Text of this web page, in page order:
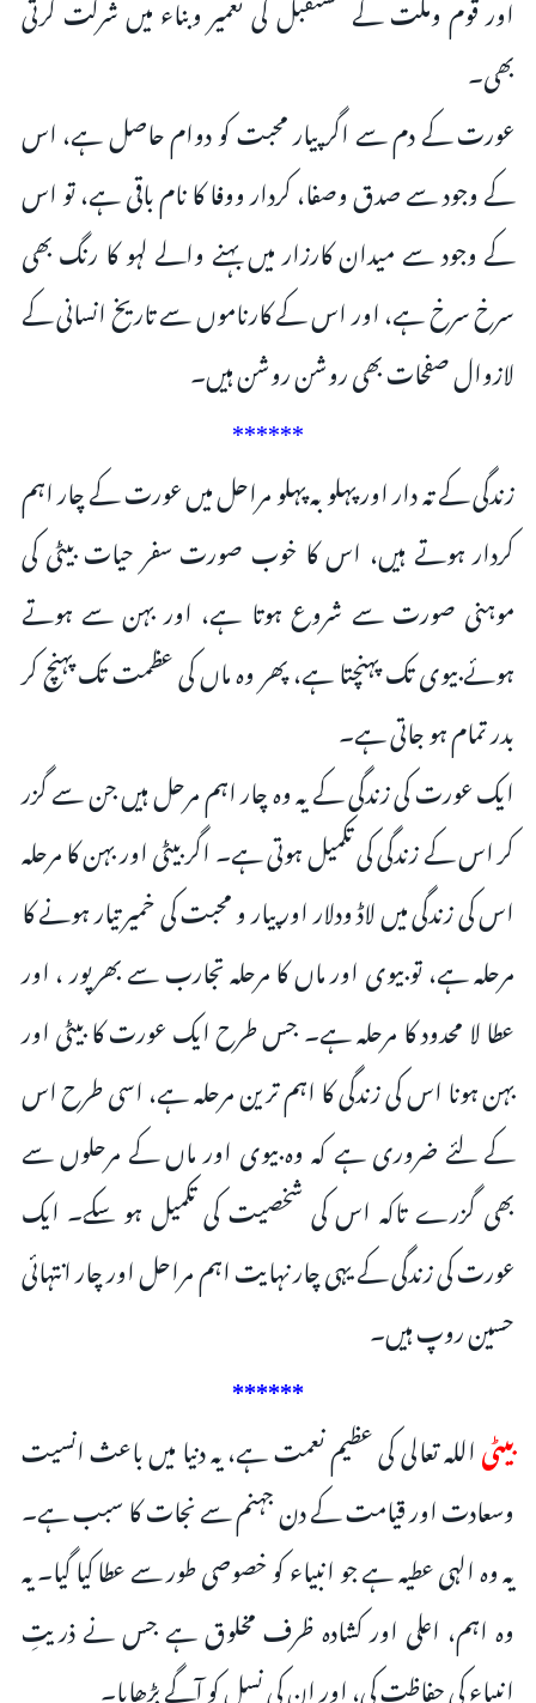
بھی۔
عورت کے دم سے اگر پیار محبت کو دوام حاصل ہے، اس
کے وجود سے صدق وصفا، کردار ووفا کا نام باقی ہے، تو اس
کے وجود سے میدان کارزار میں بہنے والے لہو کا رنگ بھی
سرخ سرخ ہے، اور اس کے کارناموں سے تاریخ انسانی کے
لازوال صفحات بھی روشن روشن ہیں۔
***
***
زندگی کے تہ دار اور پہلو بہ پہلو مراحل میں عورت کے چار اہم
کردار ہوتے ہیں، اس کا خوب صورت سفر حیات بیٹی کی
موہنی صورت سے شروع ہوتا ہے، اور بہن سے ہوتے
ہوئے بیوی تک پہنچتا ہے، پھر وہ ماں کی عظمت تک پہنچ کر
بدر تمام ہو جاتی ہے۔
ایک عورت کی زندگی کے یہ وہ چار اہم مرحل ہیں جن سے گزر
کر اس کے زندگی کی تکمیل ہوتی ہے۔ اگر بیٹی اور بہن کا مرحلہ
اس کی زندگی میں لاڈ ودلار اور پیار و محبت کی خمیر تیار ہونے کا
مرحلہ ہے، تو بیوی اور ماں کا مرحلہ تجارب سے بھرپور ، اور
عطا لا محدود کا مرحلہ ہے۔ جس طرح ایک عورت کا بیٹی اور
بہن ہونا اس کی زندگی کا اہم ترین مرحلہ ہے، اسی طرح اس
کے لئے ضروری ہے کہ وہ بیوی اور ماں کے مرحلوں سے
بھی گزرے تاکہ اس کی شخصیت کی تکمیل ہو سکے۔ ایک
عورت کی زندگی کے یہی چار نہایت اہم مراحل اور چار انتہائی
حسین روپ ہیں۔
******
بیٹیاللہ تعالى کی عظیم نعمت ہے، یہ دنیا میں باعث انسیت
وسعادت اور قیامت کے دن جہنم سے نجات کا سبب ہے۔
یہ وہ الہی عطیہ ہے جو انبیاء کو خصوصی طور سے عطا کیا گیا۔ یہ
وہ اہم، اعلى اور کشادہ ظرف مخلوق ہے جس نے ذریتِ
انبیاء کی حفاظت کی، اور ان کی نسل کو آگے بڑھایا۔